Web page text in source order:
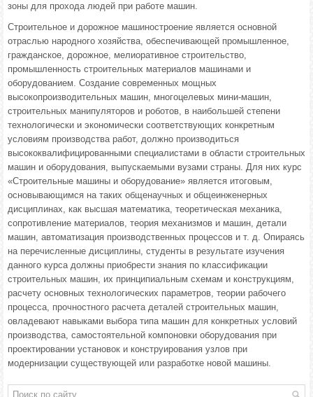
зоны для прохода людей при работе машин.
Строительное и дорожное машиностроение является основной
отраслью народного хозяйства, обеспечивающей промышленное,
гражданское, дорожное, мелиоративное строительство,
промышленность строительных материалов машинами и
оборудованием. Создание современных мощных
высокопроизводительных машин, многоцелевых мини-машин,
строительных манипуляторов и роботов, в наибольшей степени
технологически и экономически соответствующих конкретным
условиям производства работ, должно производиться
высококвалифицированными специалистами в области строительных
машин и оборудования, выпускаемыми вузами страны. Для них курс
«Строительные машины и оборудование» является итоговым,
основывающимся на таких общенаучных и общеинженерных
дисциплинах, как высшая математика, теоретическая механика,
сопротивление материалов, теория механизмов и машин, детали
машин, автоматизация производственных процессов и т. д. Опираясь
на перечисленные дисциплины, студенты в результате изучения
данного курса должны приобрести знания по классификации
строительных машин, их принципиальным схемам и конструкциям,
расчету основных технологических параметров, теории рабочего
процесса, прочностного расчета деталей строительных машин,
овладевают навыками выбора типа машин для конкретных условий
производства, самостоятельной компоновки оборудования при
проектировании установок и конструирования узлов при
модернизации существующей или разработке новой машины.